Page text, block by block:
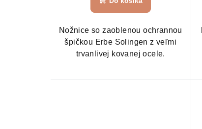
Nožnice so zaoblenou ochrannou
špičkou Erbe Solingen z veľmi
trvanlivej kovanej ocele.